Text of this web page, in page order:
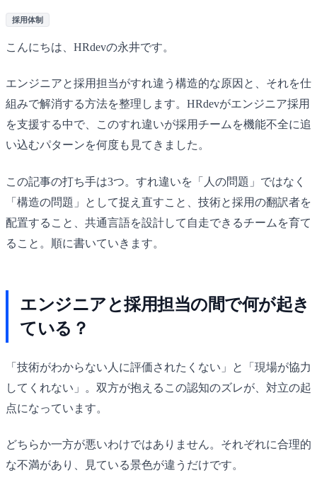
採用体制
こんにちは、HRdevの永井です。
エンジニアと採用担当がすれ違う構造的な原因と、それを仕
組みで解消する方法を整理します。HRdevがエンジニア採用
を支援する中で、このすれ違いが採用チームを機能不全に追
い込むパターンを何度も見てきました。
この記事の打ち手は3つ。すれ違いを「人の問題」ではなく
「構造の問題」として捉え直すこと、技術と採用の翻訳者を
配置すること、共通言語を設計して自走できるチームを育て
ること。順に書いていきます。
エンジニアと採用担当の間で何が起き
ている？
「技術がわからない人に評価されたくない」と「現場が協力
してくれない」。双方が抱えるこの認知のズレが、対立の起
点になっています。
どちらか一方が悪いわけではありません。それぞれに合理的
な不満があり、見ている景色が違うだけです。